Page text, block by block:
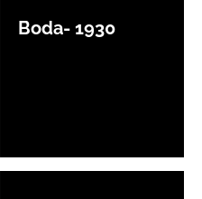
Boda- 1930